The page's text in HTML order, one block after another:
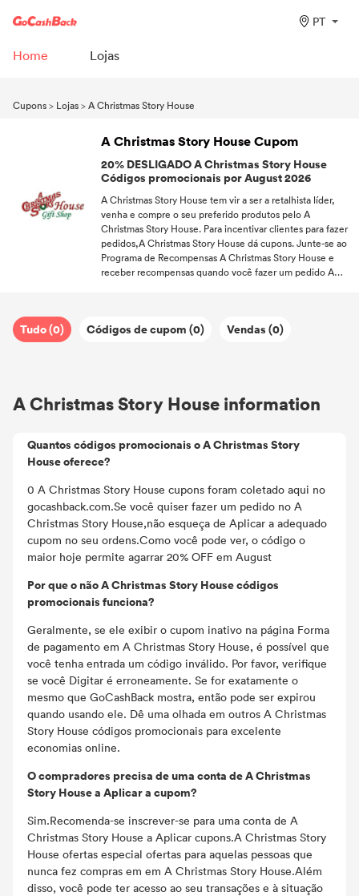
PT
Home Lojas
Cupons> Lojas>A Christmas Story House
A Christmas Story House Cupom
20% DESLIGADO A Christmas Story House
Códigos promocionais por August 2026
A Christmas Story House tem vir a ser a retalhista líder,
venha e compre o seu preferido produtos pelo A
Christmas Story House. Para incentivar clientes para fazer
pedidos,A Christmas Story House dá cupons. Junte-se ao
Programa de Recompensas A Christmas Story House e
receber recompensas quando você fazer um pedido A
receber cupons.
Tudo (0) Códigos de cupom (0) Vendas (0)
A Christmas Story House information
Quantos códigos promocionais o A Christmas Story
House oferece?
0 A Christmas Story House cupons foram coletado aqui no
gocashback.com.Se você quiser fazer um pedido no A
Christmas Story House,não esqueça de Aplicar a adequado
cupom no seu ordens.Como você pode ver, o código o
maior hoje permite agarrar 20% OFF em August
Por que o não A Christmas Story House códigos
promocionais funciona?
Geralmente, se ele exibir o cupom inativo na página Forma
de pagamento em A Christmas Story House, é possível que
você tenha entrada um código inválido. Por favor, verifique
se você Digitar é erroneamente. Se for exatamente o
mesmo que GoCashBack mostra, então pode ser expirou
quando usando ele. Dê uma olhada em outros A Christmas
Story House códigos promocionais para excelente
economias online.
O compradores precisa de uma conta de A Christmas
Story House a Aplicar a cupom?
Sim.Recomenda-se inscrever-se para uma conta de A
Christmas Story House a Aplicar cupons.A Christmas Story
House ofertas especial ofertas para aquelas pessoas que
nunca fez compras em em A Christmas Story House.Além
disso, você pode ter acesso ao seu transações e à situação